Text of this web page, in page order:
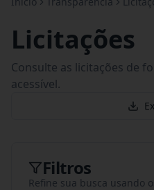
Licitações
Consulte as licitações de
acessível.
Filtros
Refine sua busca usando